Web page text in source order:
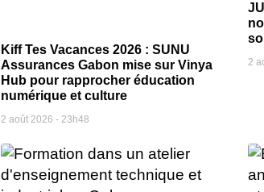
Kiff Tes Vacances 2026 : SUNU
Assurances Gabon mise sur Vinya
Hub pour rapprocher éducation
numérique et culture
2 août 2026 23h48
2